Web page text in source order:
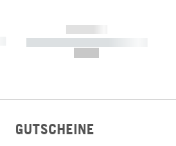
------------
----------- ----------- -----------
GUTSCHEINE